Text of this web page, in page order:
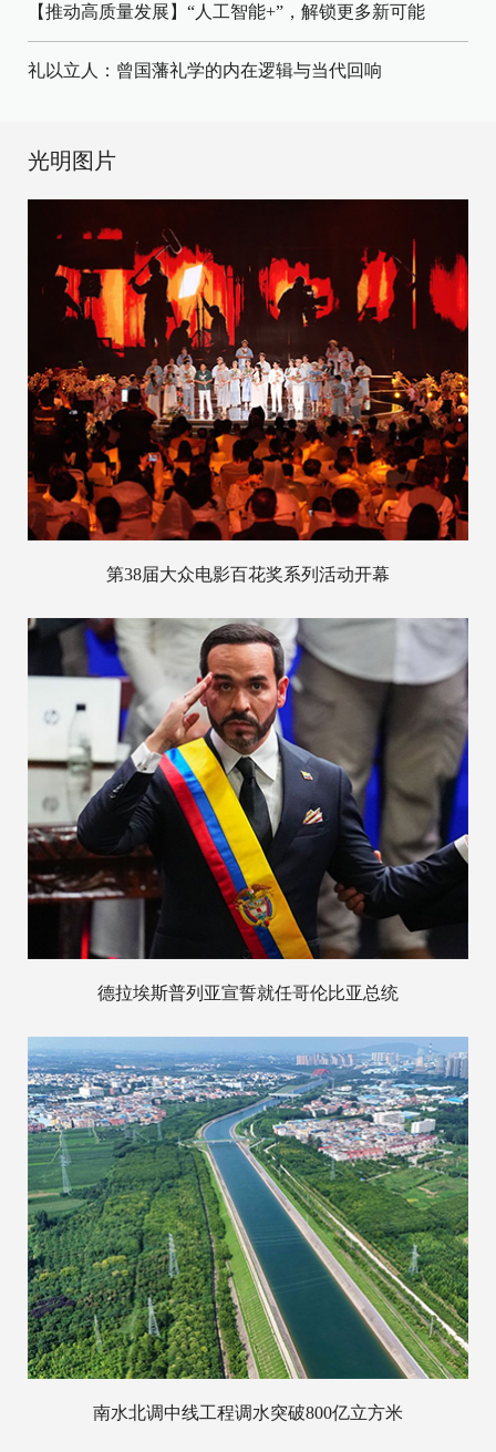
【推动高质量发展】“人工智能+”，解锁更多新可能
礼以立人：曾国藩礼学的内在逻辑与当代回响
光明图片
第38届大众电影百花奖系列活动开幕
德拉埃斯普列亚宣誓就任哥伦比亚总统
南水北调中线工程调水突破800亿立方米